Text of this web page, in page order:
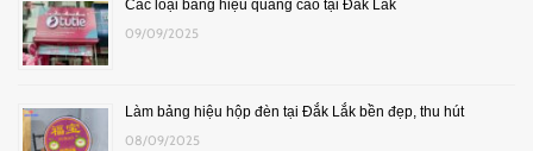
Các loại bảng hiệu quảng cáo tại Đắk Lắk
09/09/2025
Làm bảng hiệu hộp đèn tại Đắk Lắk bền đẹp, thu hút
08/09/2025